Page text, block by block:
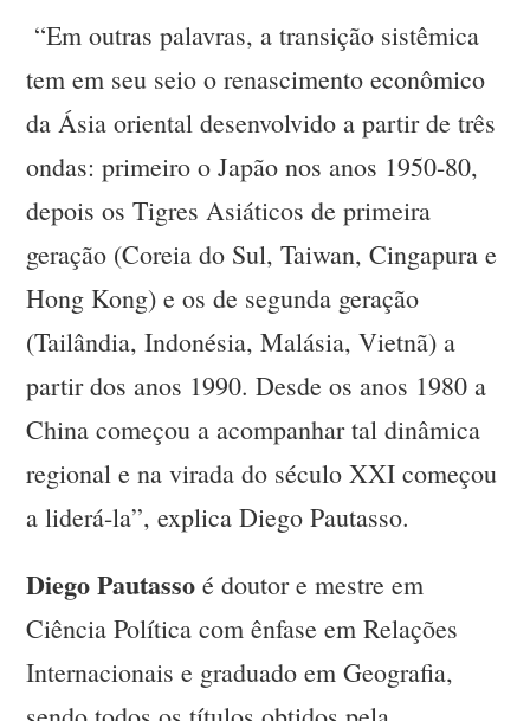
“Em outras palavras, a transição sistêmica
tem em seu seio o renascimento econômico
da Ásia oriental desenvolvido a partir de três
ondas: primeiro o Japão nos anos 1950-80,
depois os Tigres Asiáticos de primeira
geração (Coreia do Sul, Taiwan, Cingapura e
Hong Kong) e os de segunda geração
(Tailândia, Indonésia, Malásia, Vietnã) a
partir dos anos 1990. Desde os anos 1980 a
China começou a acompanhar tal dinâmica
regional e na virada do século XXI começou
a liderá-la”, explica Diego Pautasso.
Diego Pautasso é doutor e mestre em
Ciência Política com ênfase em Relações
Internacionais e graduado em Geografia,